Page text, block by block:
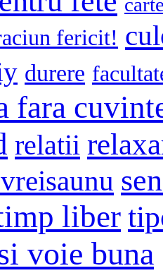
fericit!
durere
fara
relatii
liber
voie buna